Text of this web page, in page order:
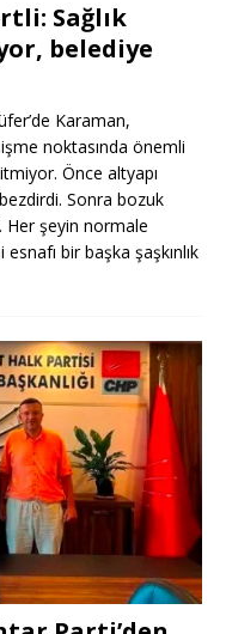
Sağlık
belediye
Karaman,
noktasında önemli
Önce altyapı
Sonra bozuk
Her şeyin normale
bir başka şaşkınlık